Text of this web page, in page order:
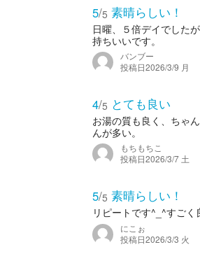
5/5 素晴らしい！
日曜、５倍デイでした
持ちいいです。
バンブー
投稿日2026/3/9 月
4/5 とても良い
お湯の質も良く、ちゃ
んが多い。
もちもちこ
投稿日2026/3/7 土
5/5 素晴らしい！
リピートです^_^すごく
にこぉ
投稿日2026/3/3 火